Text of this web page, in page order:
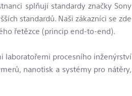
splňují standardy značky Sony
standardů. Naši zákazníci se zde
řetězce (princip end-to-end).
laboratořemi procesního inženýrství
nanotisk a systémy pro nátěry,